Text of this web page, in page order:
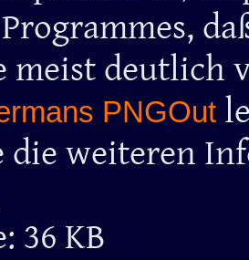
meist deutlich
PNGOut
die weiteren
36 KB